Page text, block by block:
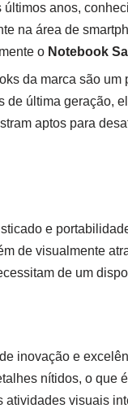
anos,
na área de
o Notebook
da marca são um
de última geração,
aptos para
e
de visualmente
de um
inovação e
nítidos, o que
atividades visuais